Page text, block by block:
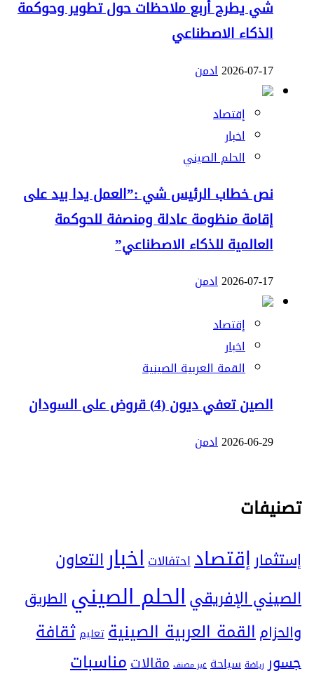
شي يطرح أربع ملاحظات حول تطوير وحوكمة
الذكاء الاصطناعي
2026-07-17ادمن
إقتصاد
اخبار
الحلم الصيني
نص خطاب الرئيس شي :”العمل يدا بيد على
إقامة منظومة عادلة ومنصفة للحوكمة
العالمية للذكاء الاصطناعي”
2026-07-17ادمن
إقتصاد
اخبار
القمة العربية الصينية
الصين تعفي ديون (4) قروض على السودان
2026-06-29ادمن
تصنيفات
إستثمارإقتصاداحتفالاتاخبارالتعاون
الصيني الإفريقيالحلم الصينيالطريق
والحزامالقمة العربية الصينيةتعليم ثقافة
جسور رياضة سياحة غير مصنف مقالاتمناسبات